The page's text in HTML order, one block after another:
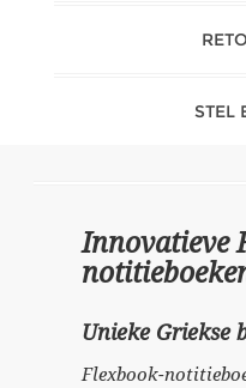
STEL
Innovatieve
Unieke Griekse
Flexbook-